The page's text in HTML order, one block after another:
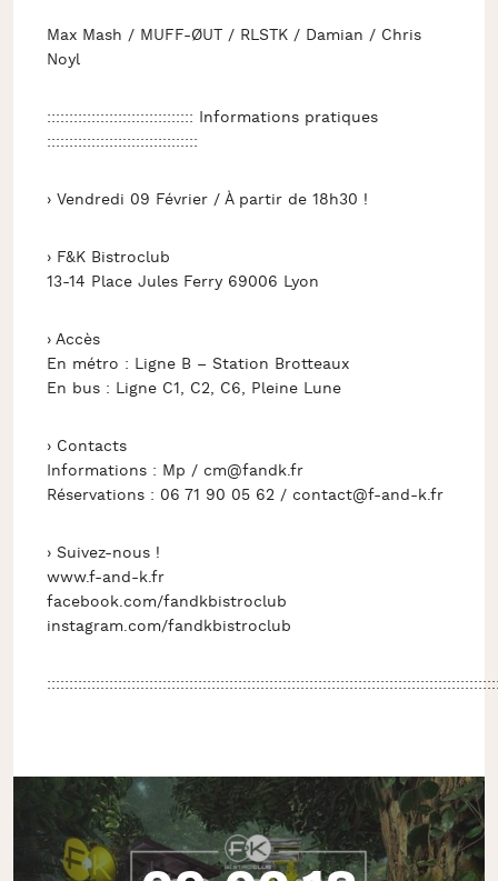
Max Mash / MUFF-ØUT / RLSTK / Damian / Chris
Noyl
::::::::::::::::::::::::::::::::: Informations pratiques
::::::::::::::::::::::::::::::::::
› Vendredi 09 Février / À partir de 18h30 !
› F&K Bistroclub
13-14 Place Jules Ferry 69006 Lyon
› Accès
En métro : Ligne B – Station Brotteaux
En bus : Ligne C1, C2, C6, Pleine Lune
› Contacts
Informations : Mp / cm@fandk.fr
Réservations : 06 71 90 05 62 / contact@f-and-k.fr
› Suivez-nous !
www.f-and-k.fr
facebook.com/fandkbistroclub
instagram.com/fandkbistroclub